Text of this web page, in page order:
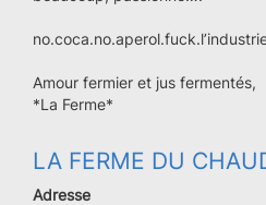
Amour fermier et jus fermentés,
*La Ferme*
LA FERME DU
Adresse